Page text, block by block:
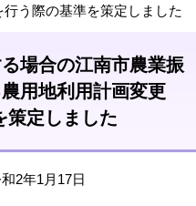
う際の基準を策定しました
場合の江南市農業振
用地利用計画変更
策定しました
2年1月17日